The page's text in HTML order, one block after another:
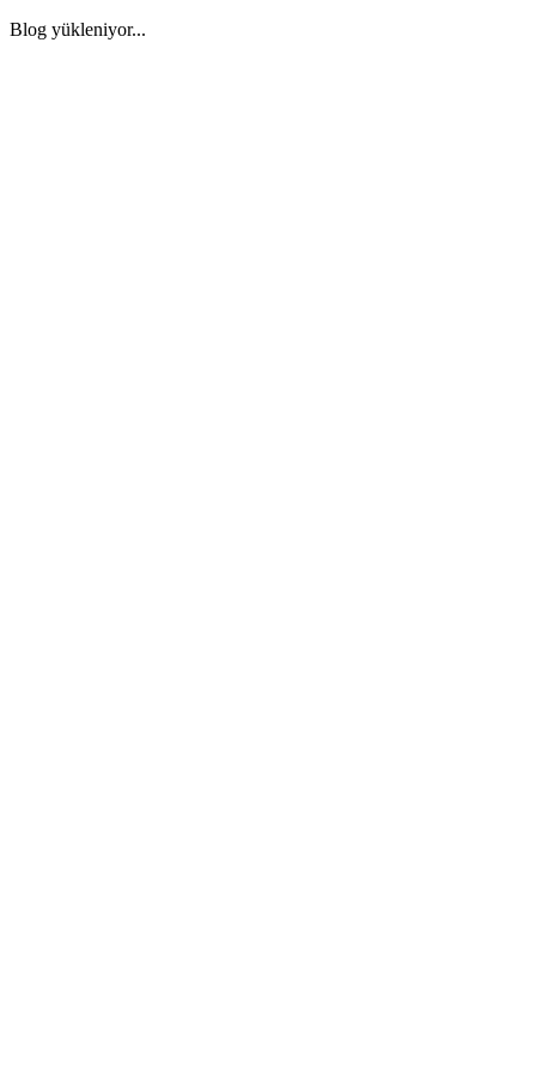
Blog yükleniyor...